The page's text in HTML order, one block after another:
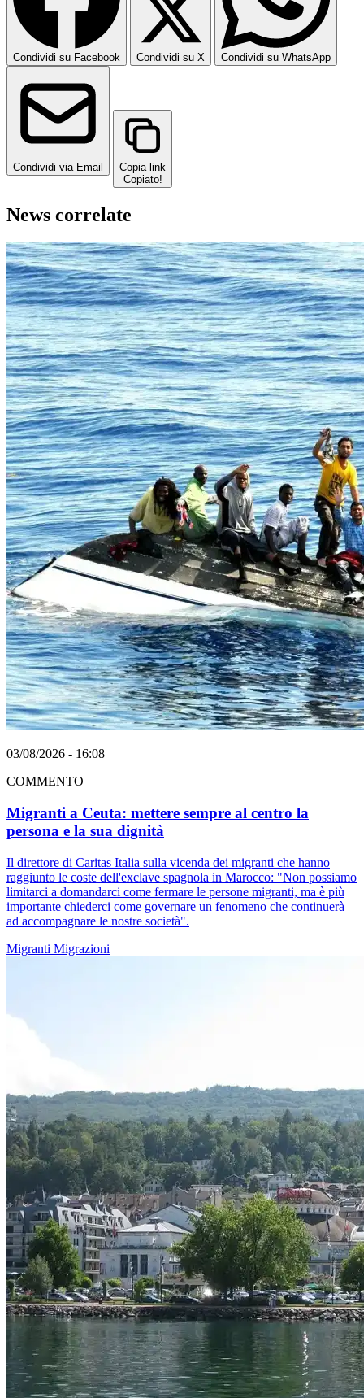
Condividi su Facebook Condividi su X Condividi su WhatsApp
Condividi via Email
Copia link
Copiato!
News correlate
03/08/2026 - 16:08
COMMENTO
Migranti a Ceuta: mettere sempre al centro la
persona e la sua dignità
Il direttore di Caritas Italia sulla vicenda dei migranti che hanno
raggiunto le coste dell'exclave spagnola in Marocco: "Non possiamo
limitarci a domandarci come fermare le persone migranti, ma è più
importante chiederci come governare un fenomeno che continuerà
ad accompagnare le nostre società".
Migranti Migrazioni